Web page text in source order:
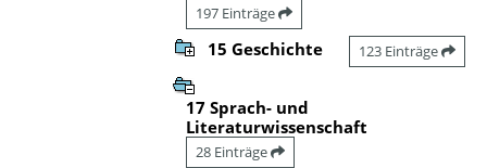
197 Einträge
15 Geschichte 123 Einträge
17 Sprach- und
Literaturwissenschaft
28 Einträge